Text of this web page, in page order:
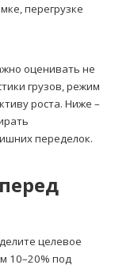
перегрузке
оценивать не
грузов, режим
роста. Ниже –
переделок.
целевое
10–20% под